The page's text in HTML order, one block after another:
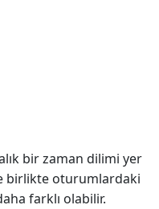
bir zaman dilimi yer
birlikte oturumlardaki
farklı olabilir.